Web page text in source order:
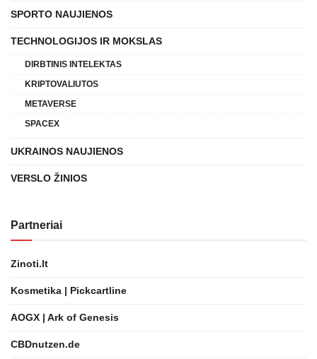
SPORTO NAUJIENOS
TECHNOLOGIJOS IR MOKSLAS
DIRBTINIS INTELEKTAS
KRIPTOVALIUTOS
METAVERSE
SPACEX
UKRAINOS NAUJIENOS
VERSLO ŽINIOS
Partneriai
Zinoti.lt
Kosmetika | Pickcartline
AOGX | Ark of Genesis
CBDnutzen.de